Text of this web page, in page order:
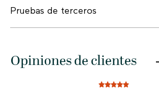
Pruebas de terceros
Opiniones de clientes